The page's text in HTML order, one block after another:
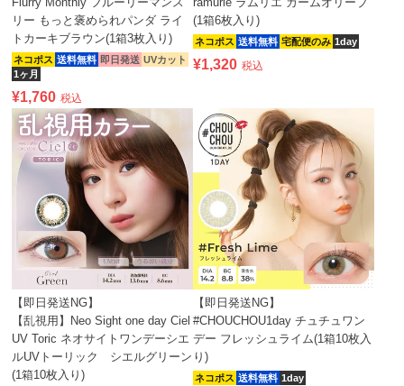
リー もっと褒められパンダ ライ
トカーキブラウン(1箱3枚入り)
ネコポス 送料無料 即日発送 UVカット
1ヶ月
¥1,760 税込
(1箱6枚入り)
ネコポス 送料無料 宅配便のみ 1day
¥1,320 税込
【即日発送NG】
【乱視用】Neo Sight one day Ciel
UV Toric ネオサイトワンデーシエ
ルUVトーリック シエルグリーン
(1箱10枚入り)
【即日発送NG】
#CHOUCHOU1day チュチュワン
デー フレッシュライム(1箱10枚入
り)
ネコポス 送料無料 1day